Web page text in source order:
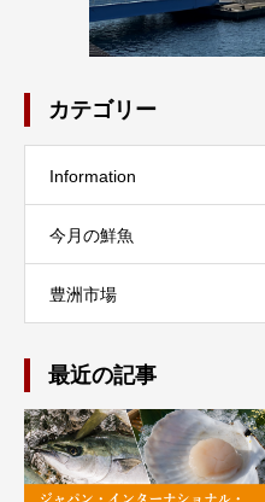
カテゴリー
Information
今月の鮮魚
豊洲市場
最近の記事